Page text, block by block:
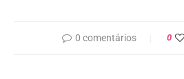
0 comentários 0